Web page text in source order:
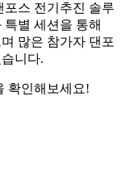
포스 전기추진 솔루
별 세션을 통해
많은 참가자 댄포
니다.
확인해보세요!